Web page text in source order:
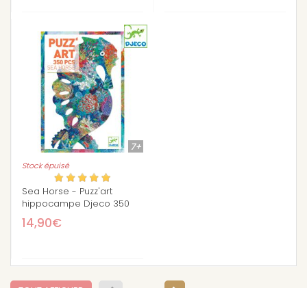
7+
Stock épuisé
Sea Horse - Puzz'art
hippocampe Djeco 350
pièces
14,90€